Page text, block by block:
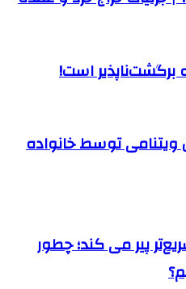
برگشت‌ناپذیر است!
ویتنامی توسط خانواده
پیر می کند؛ چطور